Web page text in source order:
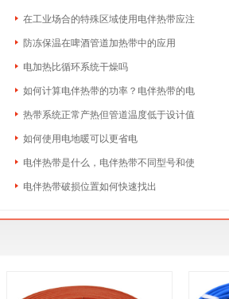
在工业场合的特殊区域使用电伴热带应注
防冻保温在啤酒管道加热带中的应用
电加热比循环系统干燥吗
如何计算电伴热带的功率？电伴热带的电
热带系统正常产热但管道温度低于设计值
如何使用电地暖可以更省电
电伴热带是什么，电伴热带不同型号和使
电伴热带破损位置如何快速找出